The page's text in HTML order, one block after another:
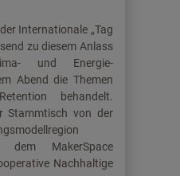
Internationale „Tag
zu diesem Anlass
und Energie-
Abend die Themen
behandelt.
Stammtisch von der
dem MakerSpace
Nachhaltige